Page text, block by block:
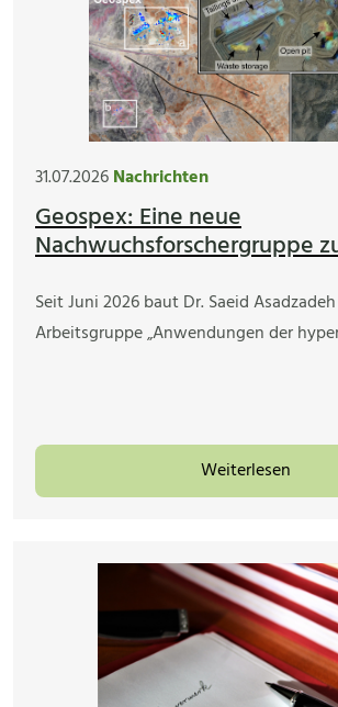
31.07.2026Nachrichten
Geospex: Eine neue
Nachwuchsforschergruppe
Seit Juni 2026 baut Dr. Saeid
Arbeitsgruppe „Anwendungen der
Weiterlesen